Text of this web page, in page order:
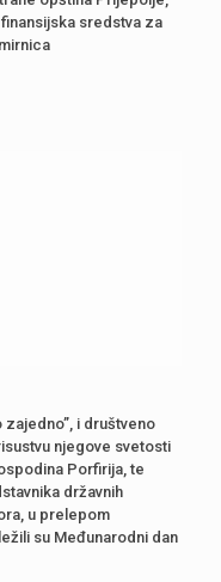
sredstva za
i društveno
njegove svetosti
Porfirija, te
državnih
u prelepom
su Međunarodni dan